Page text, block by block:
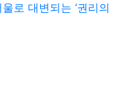
로 대변되는 ‘권리의